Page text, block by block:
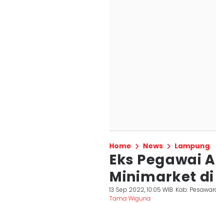
Home News Lampung
Eks Pegawai
Minimarket di
13 Sep 2022, 10:05 WIB Kab.
Tama Wiguna